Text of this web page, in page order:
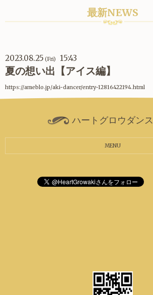
最新NEWS
2023.08.25 (Fri) 15:43
夏の想い出【アイス編】
https://ameblo.jp/aki-dancer/entry-12816422194.html
ハートグロウダンス
MENU